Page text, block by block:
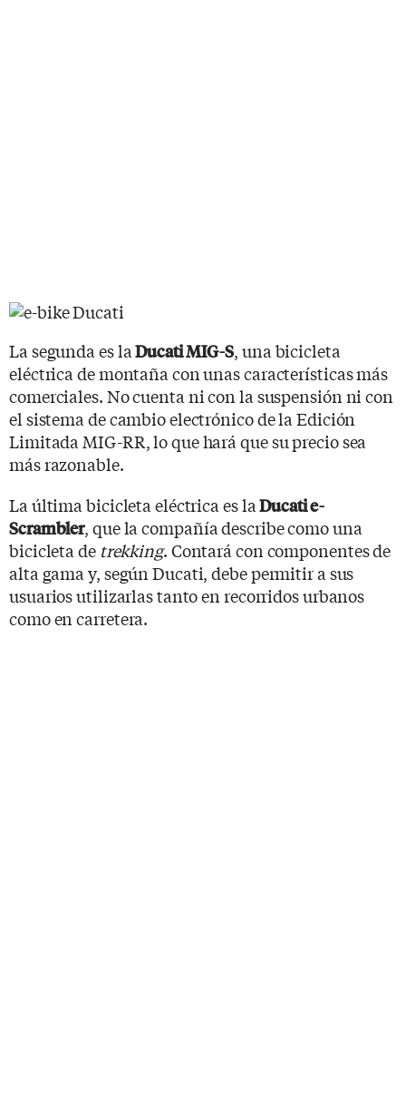
La segunda es laDucati MIG-S, una bicicleta
eléctrica de montaña con unas características más
comerciales. No cuenta ni con la suspensión ni con
el sistema de cambio electrónico de la Edición
Limitada MIG-RR, lo que hará que su precio sea
más razonable.
La última bicicleta eléctrica es laDucati e-
Scrambler, que la compañía describe como una
bicicleta de trekking. Contará con componentes de
alta gama y, según Ducati, debe permitir a sus
usuarios utilizarlas tanto en recorridos urbanos
como en carretera.